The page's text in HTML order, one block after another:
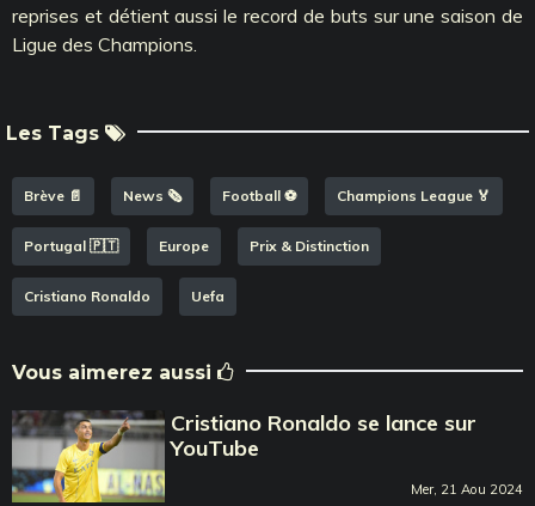
reprises et détient aussi le record de buts sur une saison de
Ligue des Champions.
Les Tags
Brève 📄 News 🗞️ Football ⚽️ Champions League 🏅
Portugal 🇵🇹 Europe Prix & Distinction
Cristiano Ronaldo Uefa
Vous aimerez aussi
Cristiano Ronaldo se lance sur
YouTube
Mer, 21 Aou 2024